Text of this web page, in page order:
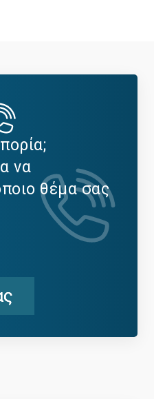
να
θέμα σας